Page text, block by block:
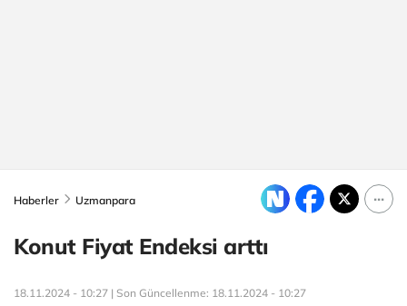
Haberler Uzmanpara
Konut Fiyat Endeksi arttı
18.11.2024 - 10:27 | Son Güncellenme: 18.11.2024 - 10:27